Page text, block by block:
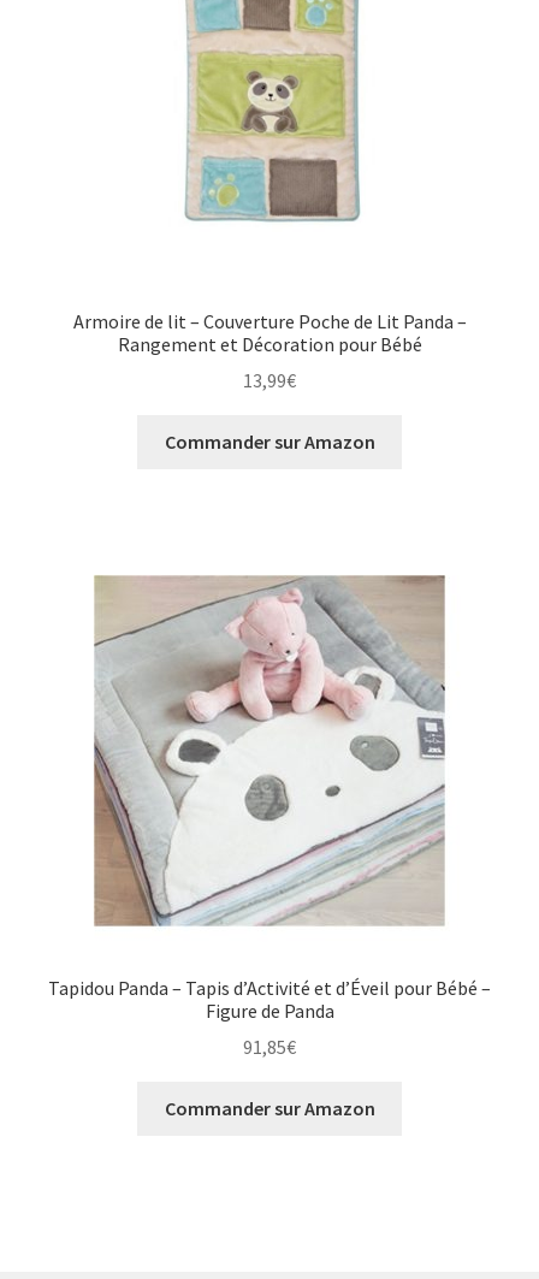
Armoire de lit – Couverture Poche de Lit Panda –
Rangement et Décoration pour Bébé
13,99€
Commander sur Amazon
Tapidou Panda – Tapis d’Activité et d’Éveil pour Bébé –
Figure de Panda
91,85€
Commander sur Amazon